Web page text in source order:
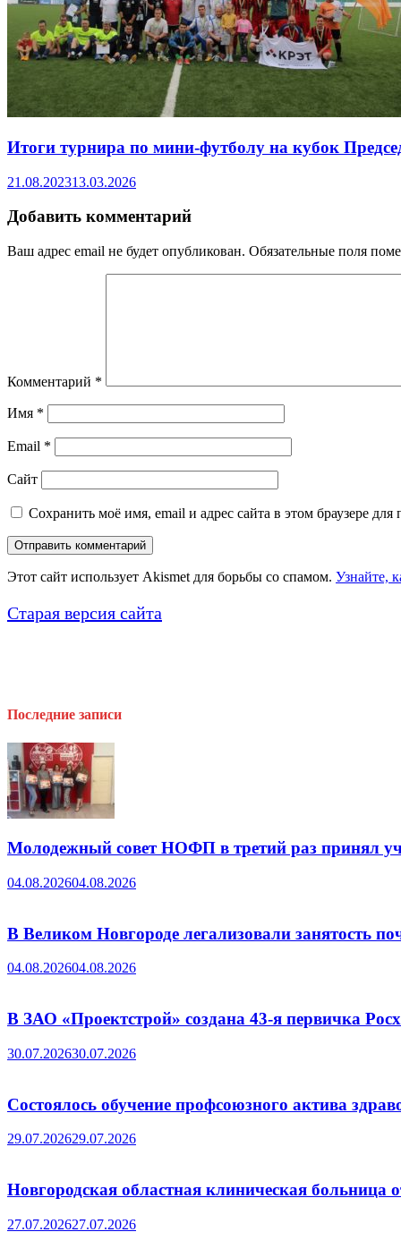
Итоги турнира по мини-футболу на кубок
21.08.202313.03.2026
Добавить комментарий
Ваш адрес email не будет опубликован. Обязательные поля
Комментарий *
Имя *
Email *
Сайт
Сохранить моё имя, email и адрес сайта в этом браузере
Этот сайт использует Akismet для борьбы со спамом. Узнайте,
Старая версия сайта
Последние записи
Молодежный совет НОФП в третий раз принял
04.08.202604.08.2026
В Великом Новгороде легализовали занятость
04.08.202604.08.2026
В ЗАО «Проектстрой» создана 43-я первичка
30.07.202630.07.2026
Состоялось обучение профсоюзного актива
29.07.202629.07.2026
Новгородская областная клиническая больница
27.07.202627.07.2026